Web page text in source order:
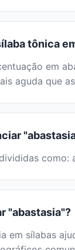
tônica
em
aguda que
como:
"abastasia"?
em sílabas